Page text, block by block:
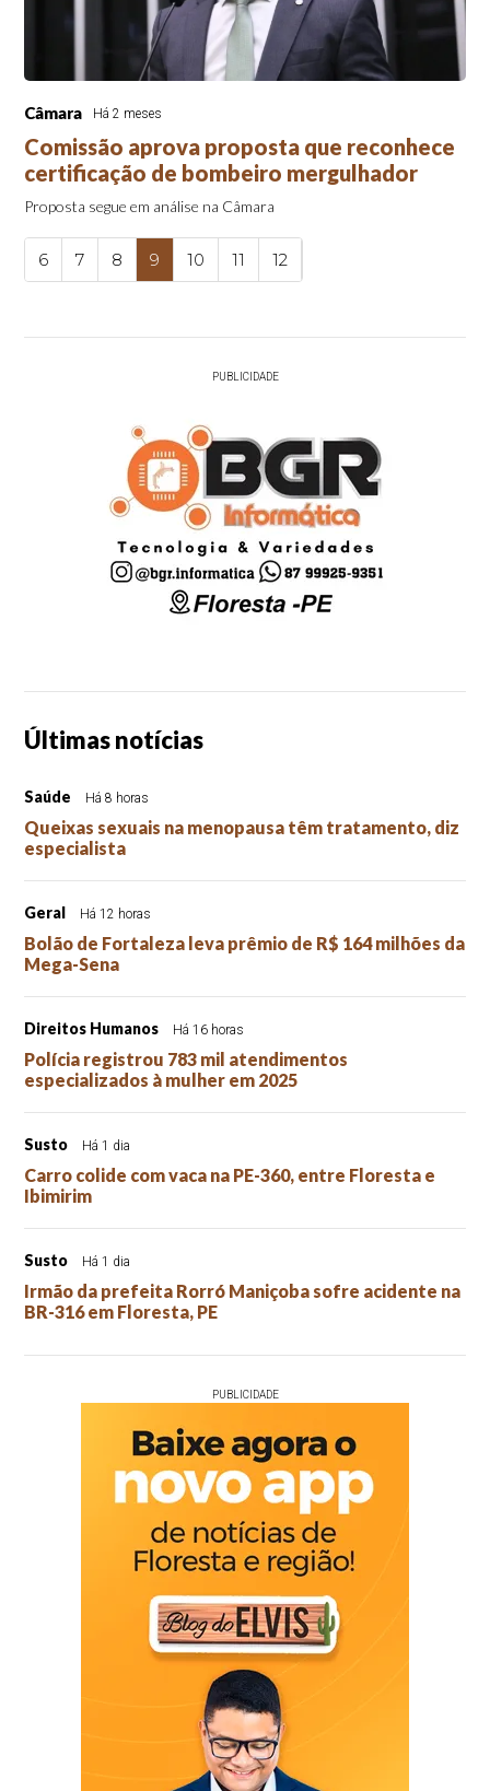
Câmara Há 2 meses
Comissão aprova proposta que reconhece
certificação de bombeiro mergulhador
Proposta segue em análise na Câmara
6 7 8 9 10 11 12
PUBLICIDADE
Últimas notícias
Saúde Há 8 horas
Queixas sexuais na menopausa têm tratamento, diz
especialista
Geral Há 12 horas
Bolão de Fortaleza leva prêmio de R$ 164 milhões da
Mega-Sena
Direitos Humanos Há 16 horas
Polícia registrou 783 mil atendimentos
especializados à mulher em 2025
Susto Há 1 dia
Carro colide com vaca na PE-360, entre Floresta e
Ibimirim
Susto Há 1 dia
Irmão da prefeita Rorró Maniçoba sofre acidente na
BR-316 em Floresta, PE
PUBLICIDADE